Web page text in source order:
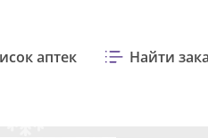
аптек Найти